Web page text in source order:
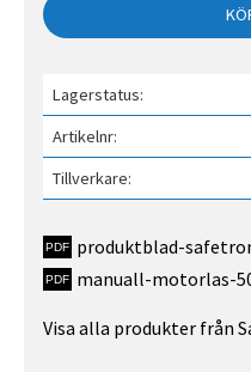
Lagerstatus
Artikelnr
Tillverkare
produktblad-
manuall-motorlas-
Visa alla produkter från